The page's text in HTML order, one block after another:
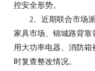
控安全形势。
2、近期联合市场
家具市场、锦城路背
用大功率电器、消防
时复查整改情况。